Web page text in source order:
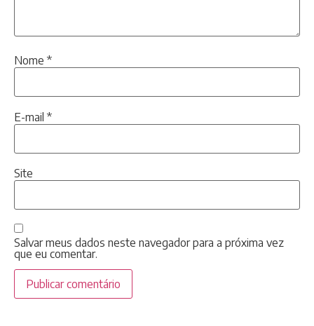
Nome *
E-mail *
Site
Salvar meus dados neste navegador para a próxima vez
que eu comentar.